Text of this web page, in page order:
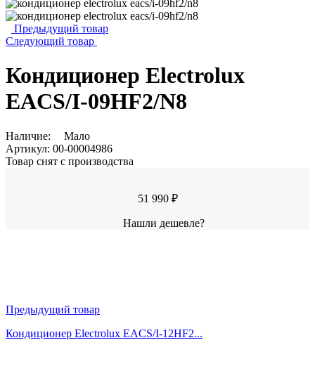
Предыдущий товар
Следующий товар
Кондиционер Electrolux
EACS/I-09HF2/N8
Наличие:
Мало
Артикул: 00-00004986
Товар снят с производства
51 990 ₽
Нашли дешевле?
Предыдущий товар
Кондиционер Electrolux EACS/I-12HF2...